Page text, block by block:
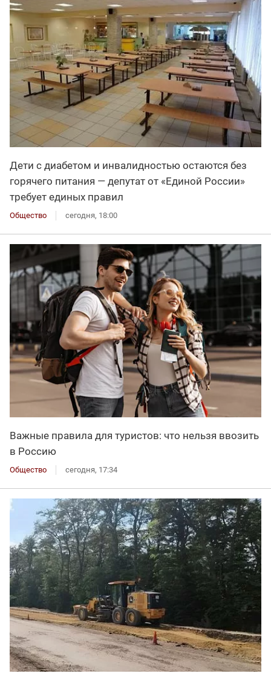
Дети с диабетом и инвалидностью остаются без
горячего питания — депутат от «Единой России»
требует единых правил
Общество сегодня, 18:00
Важные правила для туристов: что нельзя ввозить
в Россию
Общество сегодня, 17:34